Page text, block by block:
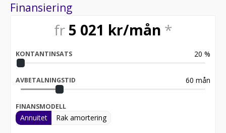
Finansiering
fr 5 021 kr/mån *
KONTANTINSATS 20 %
AVBETALNINGSTID 60 mån
FINANSMODELL
Annuitet Rak amortering